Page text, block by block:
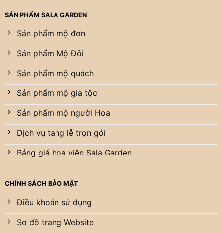
SẢN PHẨM SALA GARDEN
Sản phẩm mộ đơn
Sản phẩm Mộ Đôi
Sản phẩm mộ quách
Sản phẩm mộ gia tộc
Sản phẩm mộ người Hoa
Dịch vụ tang lễ trọn gói
Bảng giá hoa viên Sala Garden
CHÍNH SÁCH BẢO MẬT
Điều khoản sử dụng
Sơ đồ trang Website